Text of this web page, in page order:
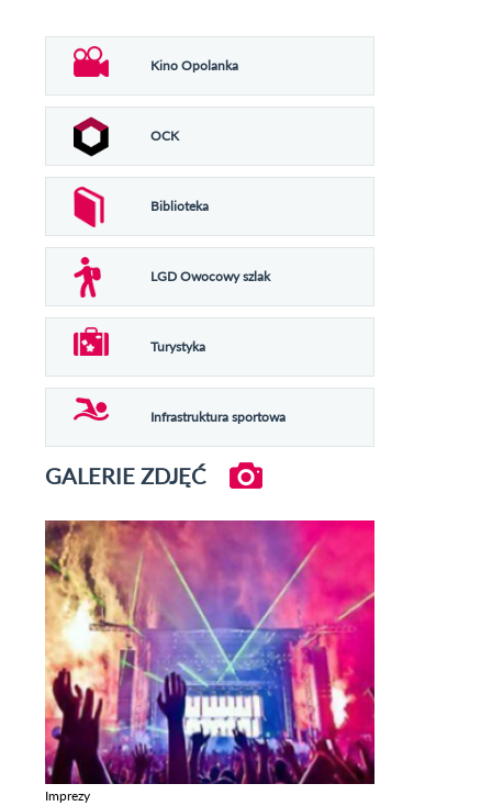
Kino Opolanka
OCK
Biblioteka
LGD Owocowy szlak
Turystyka
Infrastruktura sportowa
GALERIE ZDJĘĆ
Imprezy